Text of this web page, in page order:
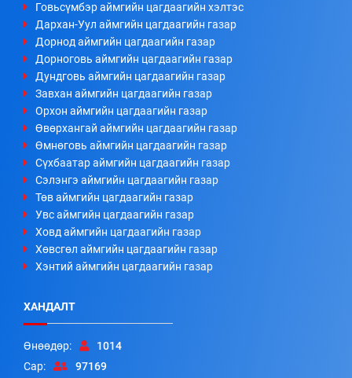
Говьсүмбэр аймгийн цагдаагийн хэлтэс
Дархан-Уул аймгийн цагдаагийн газар
Дорнод аймгийн цагдаагийн газар
Дорноговь аймгийн цагдаагийн газар
Дундговь аймгийн цагдаагийн газар
Завхан аймгийн цагдаагийн газар
Орхон аймгийн цагдаагийн газар
Өвөрхангай аймгийн цагдаагийн газар
Өмнөговь аймгийн цагдаагийн газар
Сүхбаатар аймгийн цагдаагийн газар
Сэлэнгэ аймгийн цагдаагийн газар
Төв аймгийн цагдаагийн газар
Увс аймгийн цагдаагийн газар
Ховд аймгийн цагдаагийн газар
Хөвсгөл аймгийн цагдаагийн газар
Хэнтий аймгийн цагдаагийн газар
ХАНДАЛТ
Өнөөдөр:
1014
Сар:
97169